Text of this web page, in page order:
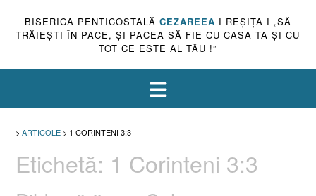
BISERICA PENTICOSTALĂ CEZAREEA I REŞIŢA I „SĂ
TRĂIEŞTI ÎN PACE, ŞI PACEA SĂ FIE CU CASA TA ŞI CU
TOT CE ESTE AL TĂU !”
> ARTICOLE > 1 CORINTENI 3:3
Etichetă: 1 Corinteni 3:3